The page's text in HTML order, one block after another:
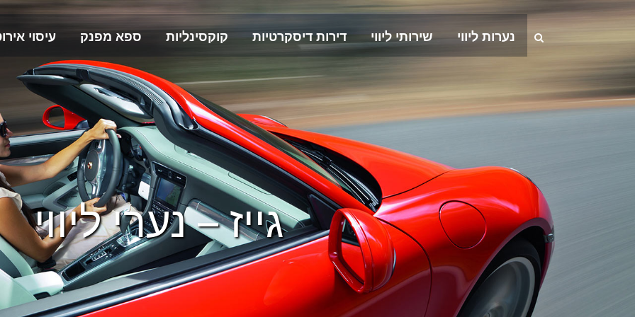
נערות ליווי שירותי ליווי דירות דיסקרטיות קוקסינליות ספא מפנק עיסוי
גייז – נערי ליווי